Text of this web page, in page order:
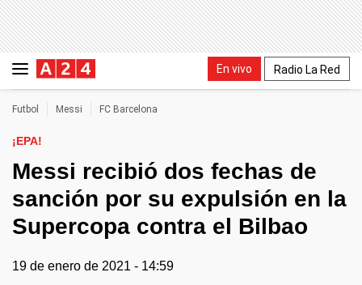
En vivo Radio La Red
Futbol Messi FC Barcelona
¡EPA!
Messi recibió dos fechas de
sanción por su expulsión en la
Supercopa contra el Bilbao
19 de enero de 2021 - 14:59